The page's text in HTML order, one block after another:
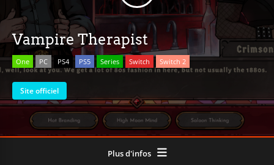
Vampire Therapist
One PC PS4 PS5 Series Switch Switch 2
Site officiel
Plus d'infos